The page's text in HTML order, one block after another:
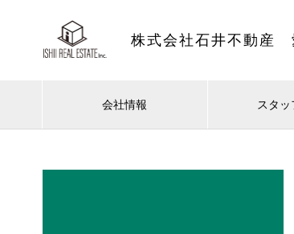
株式会社石井不動産
会社情報 スタ